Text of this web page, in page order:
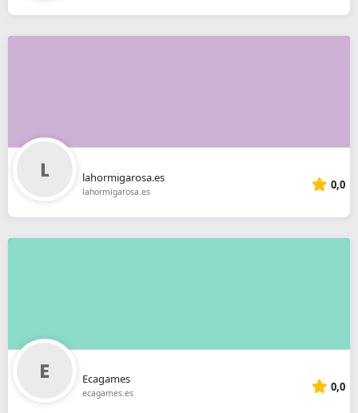
lahormigarosa.es
lahormigarosa.es 0,0
Ecagames
ecagames.es 0,0